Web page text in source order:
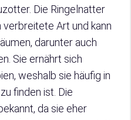
Die Ringelnatter
Art und kann
darunter auch
Sie ernährt sich
weshalb sie häufig in
finden ist. Die
da sie eher